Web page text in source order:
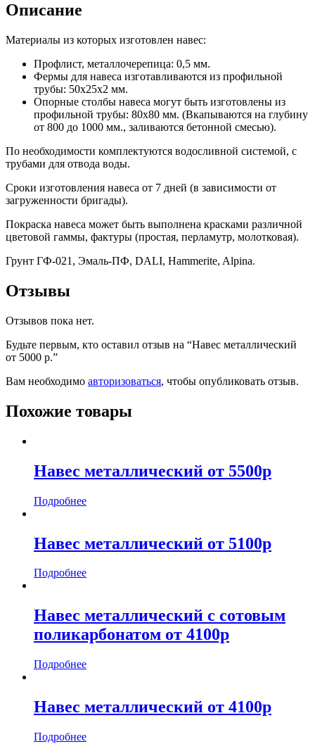
Описание
Материалы из которых изготовлен навес:
Профлист, металлочерепица: 0,5 мм.
Фермы для навеса изготавливаются из профильной
трубы: 50х25х2 мм.
Опорные столбы навеса могут быть изготовлены из
профильной трубы: 80х80 мм. (Вкапываются на глубину
от 800 до 1000 мм., заливаются бетонной смесью).
По необходимости комплектуются водосливной системой, с
трубами для отвода воды.
Сроки изготовления навеса от 7 дней (в зависимости от
загруженности бригады).
Покраска навеса может быть выполнена красками различной
цветовой гаммы, фактуры (простая, перламутр, молотковая).
Грунт ГФ-021, Эмаль-ПФ, DALI, Hammerite, Alpina.
Отзывы
Отзывов пока нет.
Будьте первым, кто оставил отзыв на “Навес металлический
от 5000 р.”
Вам необходимо авторизоваться, чтобы опубликовать отзыв.
Похожие товары
Навес металлический от 5500р
Подробнее
Навес металлический от 5100р
Подробнее
Навес металлический с сотовым
поликарбонатом от 4100р
Подробнее
Навес металлический от 4100р
Подробнее